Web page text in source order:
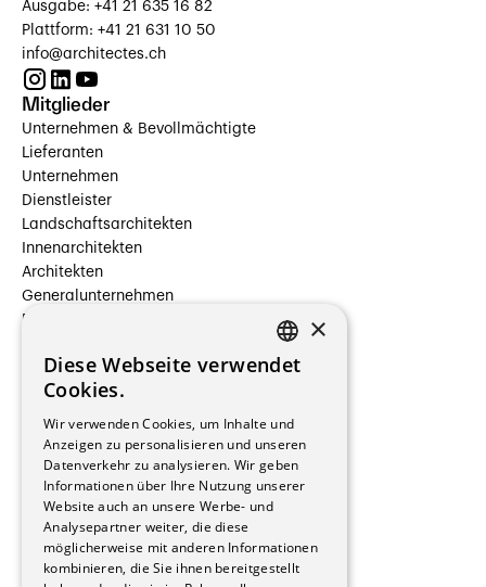
Ausgabe: +41 21 635 16 82
Plattform: +41 21 631 10 50
info@architectes.ch
Mitglieder
Unternehmen & Bevollmächtigte
Lieferanten
Unternehmen
Dienstleister
Landschaftsarchitekten
Innenarchitekten
Architekten
Generalunternehmen
Beauftragte Unternehmen
Hersteller/Lieferanten
Bauherrschaften
Immobilienverwaltungsgesellschaften
Stockwerkeigentum
Reportagen
Wohnungen
Renovierungen
Innere Umbauten
Gastgewerbe und Tourismus
Verwaltungsgebäude und Geschäfte
FRENCH
×
Diese Webseite verwendet
Cookies.
Wir verwenden Cookies, um Inhalte und
Anzeigen zu personalisieren und unseren
Datenverkehr zu analysieren. Wir geben
Informationen über Ihre Nutzung unserer
Website auch an unsere Werbe- und
Analysepartner weiter, die diese
möglicherweise mit anderen Informationen
kombinieren, die Sie ihnen bereitgestellt